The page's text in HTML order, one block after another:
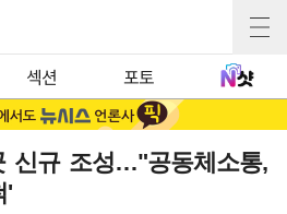
섹션 포토
신규 조성…"공동체소통,
'